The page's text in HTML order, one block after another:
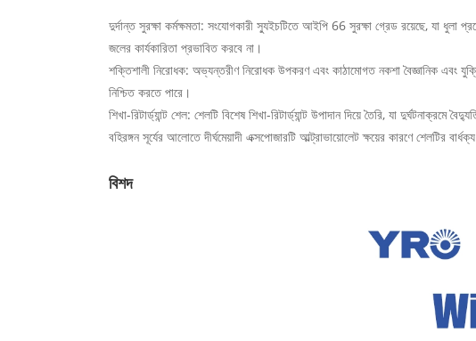
দুর্দান্ত সুরক্ষা কর্মক্ষমতা: সংযোগকারী স্যুইচটিতে আইপি 66 সুরক্ষা গ্রেড রয়েছে, যা ধুলা
জলের কার্যকারিতা প্রভাবিত করবে না।
শক্তিশালী নিরোধক: অভ্যন্তরীণ নিরোধক উপকরণ এবং কাঠামোগত নকশা বৈজ্ঞানিক এবং
নিশ্চিত করতে পারে।
শিখা-রিটার্ড্যান্ট শেল: শেলটি বিশেষ শিখা-রিটার্ড্যান্ট উপাদান দিয়ে তৈরি, যা
বহিরঙ্গন সূর্যের আলোতে দীর্ঘমেয়াদী এক্সপোজারটি আল্ট্রাভায়োলেট ক্ষয়ের কারণে শেলটির
বিশদ